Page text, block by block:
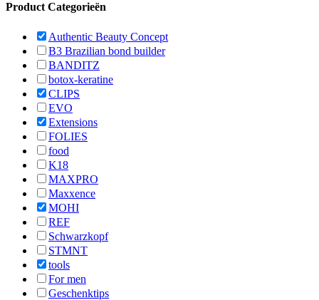
Product Categorieën
Authentic Beauty Concept
B3 Brazilian bond builder
BANDITZ
botox-keratine
CLIPS
EVO
Extensions
FOLIES
food
K18
MAXPRO
Maxxence
MOHI
REF
Schwarzkopf
STMNT
tools
For men
Geschenktips